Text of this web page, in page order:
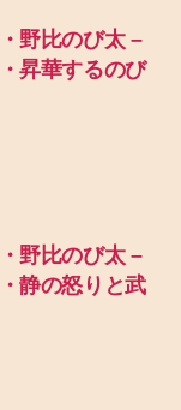
野比のび太 –
昇華するのび
野比のび太 –
静の怒りと武